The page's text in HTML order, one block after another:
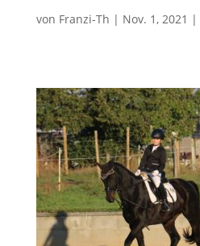
von Franzi-Th | Nov. 1, 2021 |